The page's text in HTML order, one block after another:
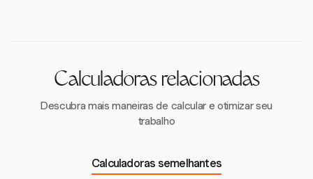
Calculadoras relacionadas
Descubra mais maneiras de calcular e otimizar seu
trabalho
Calculadoras semelhantes